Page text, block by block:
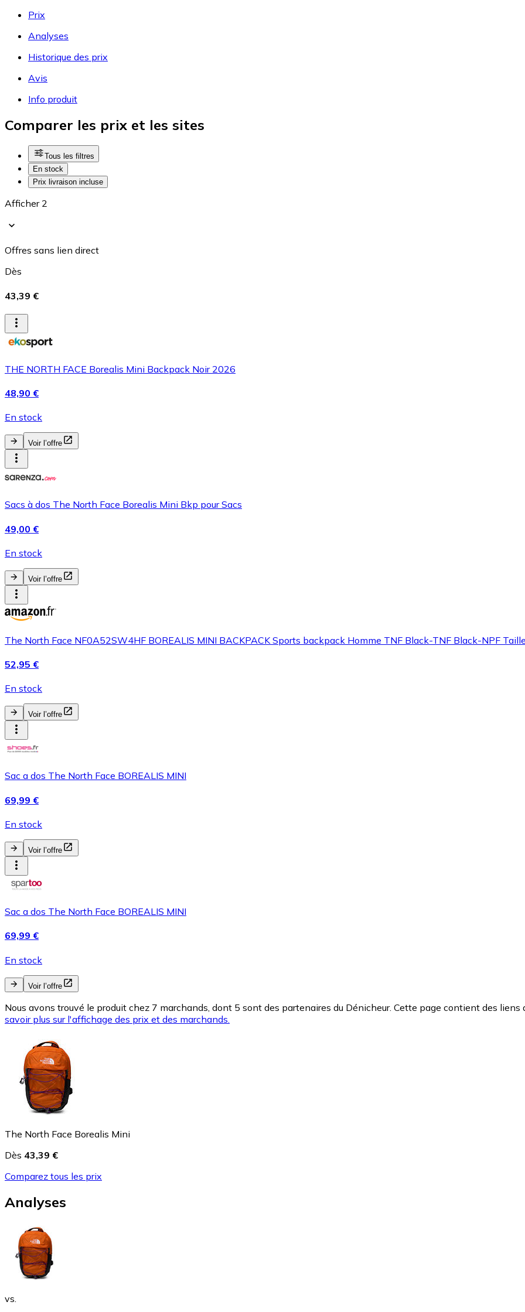
Prix
Analyses
Historique des prix
Avis
Info produit
Comparer les prix et les sites
Tous les filtres
En stock
Prix livraison incluse
Afficher 2
Offres sans lien direct
Dès
43,39 €
THE NORTH FACE Borealis Mini Backpack Noir 2026
48,90 €
En stock
Voir l’offre
Sacs à dos The North Face Borealis Mini Bkp pour Sacs
49,00 €
En stock
Voir l’offre
The North Face NF0A52SW4HF BOREALIS MINI BACKPACK Sports backpack Homme TNF Black-TNF Black-NPF
52,95 €
En stock
Voir l’offre
Sac a dos The North Face BOREALIS MINI
69,99 €
En stock
Voir l’offre
Sac a dos The North Face BOREALIS MINI
69,99 €
En stock
Voir l’offre
Nous avons trouvé le produit chez 7 marchands, dont 5 sont des partenaires du Dénicheur. Cette page contient des
savoir plus sur l'affichage des prix et des marchands.
The North Face Borealis Mini
Dès 43,39 €
Comparez tous les prix
Analyses
vs.